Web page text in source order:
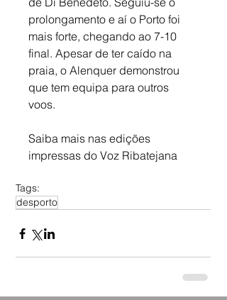
prolongamento e aí o Porto foi
mais forte, chegando ao 7-10
final. Apesar de ter caído na
praia, o Alenquer demonstrou
que tem equipa para outros
voos.
Saiba mais nas edições
impressas do Voz Ribatejana
Tags:
desporto